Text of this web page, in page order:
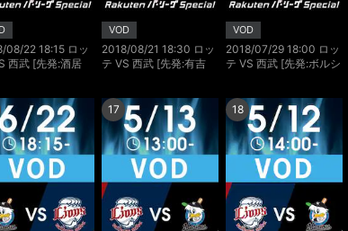
08/22 18:15 ロッ
西武 [先発:酒居
VOD
2018/08/21 18:30 ロッ
テ VS 西武 [先発:有吉
VOD
2018/07/29 18:00 ロッ
テ VS 西武 [先発:ボルシ
17 18